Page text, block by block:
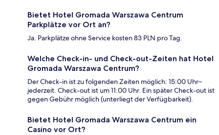
Bietet Hotel Gromada Warszawa Centrum
Parkplätze vor Ort an?
Ja. Parkplätze ohne Service kosten 83 PLN pro Tag.
Welche Check-in- und Check-out-Zeiten hat Hotel
Gromada Warszawa Centrum?
Der Check-in ist zu folgenden Zeiten möglich: 15:00 Uhr–
jederzeit. Check-out ist um 11:00 Uhr. Ein später Check-out ist
gegen Gebühr möglich (unterliegt der Verfügbarkeit).
Bietet Hotel Gromada Warszawa Centrum ein
Casino vor Ort?